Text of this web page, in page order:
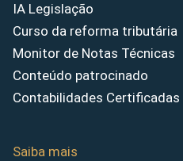
IA Legislação
Curso da reforma tributária
Monitor de Notas Técnicas
Conteúdo patrocinado
Contabilidades Certificadas
Saiba mais